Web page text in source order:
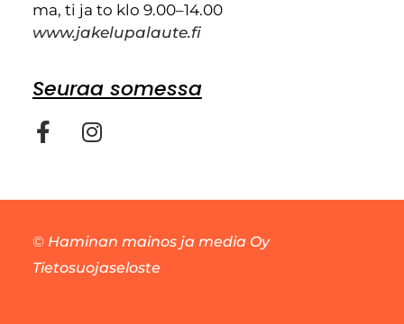
ma, ti ja to klo 9.00–14.00
www.jakelupalaute.fi
Seuraa somessa
© Haminan mainos ja media Oy
Tietosuojaseloste